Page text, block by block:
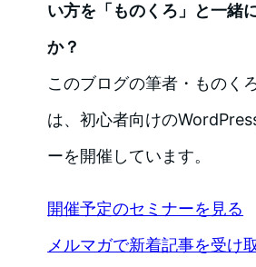
い方を「ものくろ」と一緒
か？
このブログの筆者・ものく
は、初心者向けの
ーを開催しています。
開催予定のセミナーを見る
メルマガで新着記事を受け